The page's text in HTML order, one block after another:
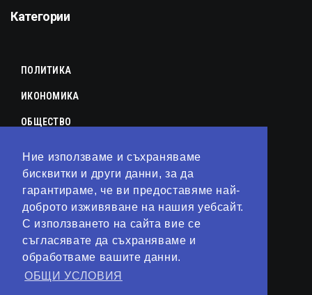
Ние използваме и съхраняваме
бисквитки и други данни, за да
гарантираме, че ви предоставяме най-
доброто изживяване на нашия уебсайт.
С използването на сайта вие се
съгласявате да съхраняваме и
обработваме вашите данни.
ОБЩИ УСЛОВИЯ
Категории
ПОЛИТИКА
ИКОНОМИКА
ОБЩЕСТВО
КУЛТУРА
ЛАЙФСТАЙЛ
ТЕХНОЛОГИИ
АНАЛИЗИ
СВЯТ